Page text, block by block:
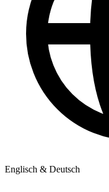
Englisch & Deutsch